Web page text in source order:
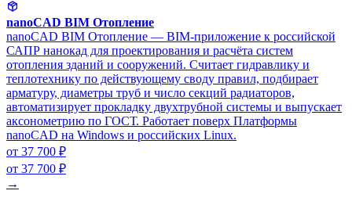
nanoCAD BIM Отопление
nanoCAD BIM Отопление — BIM-приложение к российской
САПР нанокад для проектирования и расчёта систем
отопления зданий и сооружений. Считает гидравлику и
теплотехнику по действующему своду правил, подбирает
арматуру, диаметры труб и число секций радиаторов,
автоматизирует прокладку двухтрубной системы и выпускает
аксонометрию по ГОСТ. Работает поверх Платформы
nanoCAD на Windows и российских Linux.
от 37 700 ₽
от 37 700 ₽
→